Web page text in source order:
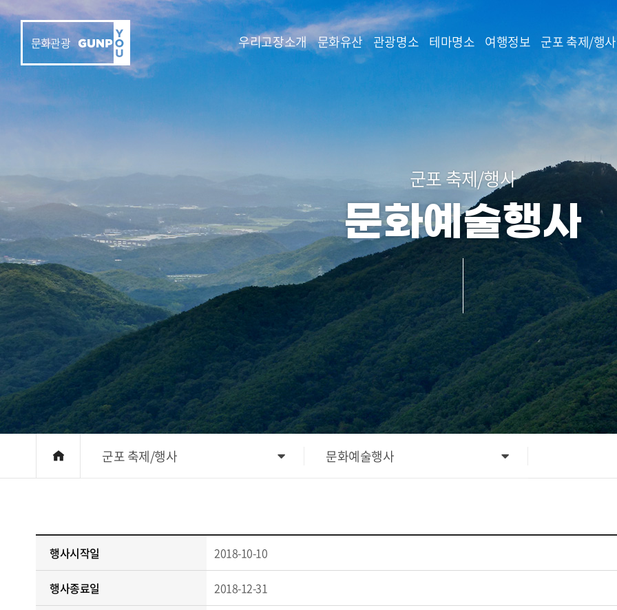
본문 바로가기
문화관광 우리고장소개 문화유산 관광명소 테마명소 여행정보 군포 축제/행사
군포 축제/행사
문화예술행사
군포 축제/행사 문화예술행사
행사시작일 2018-10-10
행사종료일 2018-12-31